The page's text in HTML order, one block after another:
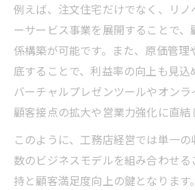
日々の現場業務で活きる
現場目線の工務店経営で
将来を見据えた工務店経営の
将来性ある工務店経営の
時代変化に対応する工務
持続可能な工務店経営モ
経営資源を活かす最適化
工務店経営で差別化を図
例えば、注文住宅だけでなく、リ
ーサービス事業を展開することで
係構築が可能です。また、原価管
底することで、利益率の向上も見込
バーチャルプレゼンツールやオンラ
顧客接点の拡大や営業力強化に直結
このように、工務店経営では単一
数のビジネスモデルを組み合わせ
持と顧客満足度向上の鍵となりま